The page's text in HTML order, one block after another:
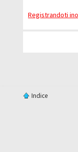
Registrandoti
Indice